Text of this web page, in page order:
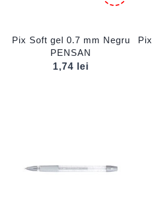
Pix Soft gel 0.7 mm Negru
PENSAN
1,74
lei